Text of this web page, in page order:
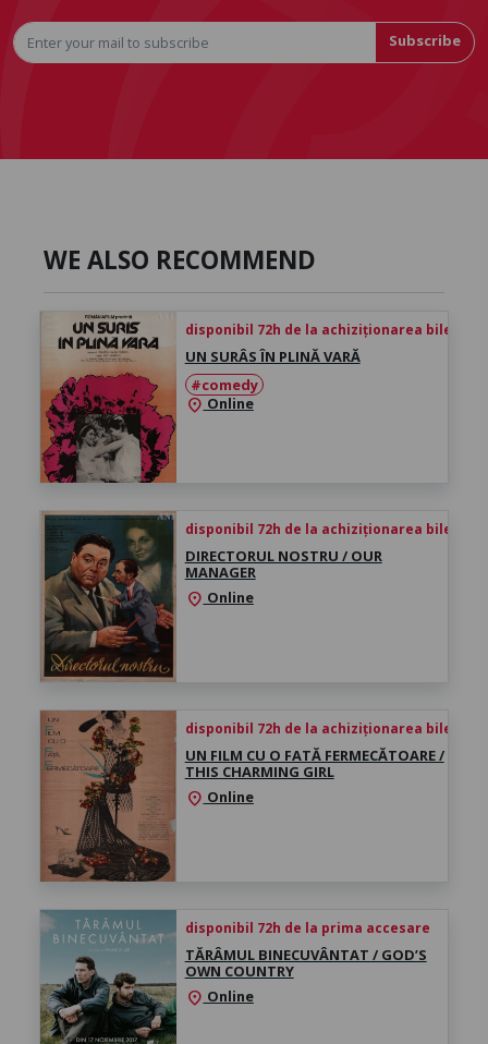
Subscribe
WE ALSO RECOMMEND
disponibil 72h de la achiziționarea biletului
UN SURÂS ÎN PLINĂ VARĂ
#comedy
location_on Online
disponibil 72h de la achiziționarea biletului
DIRECTORUL NOSTRU / OUR
MANAGER
location_on Online
disponibil 72h de la achiziționarea biletului
UN FILM CU O FATĂ FERMECĂTOARE /
THIS CHARMING GIRL
location_on Online
disponibil 72h de la prima accesare
TĂRÂMUL BINECUVÂNTAT / GOD’S
OWN COUNTRY
location_on Online